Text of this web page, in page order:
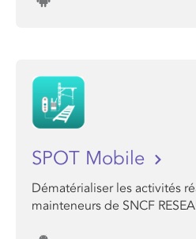
SPOT Mobile
Dématérialiser les activités
mainteneurs de SNCF